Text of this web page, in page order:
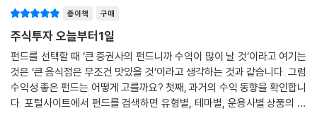
10 지표로 기업 파악하기 ①_주당순이익(EPS)과 주가수익비율(PER)
11 지표로 기업 파악하기 ②_자기자본이익률(ROE)과 이브이에비타(E
V/EBITDA)
여기서 잠깐_자사주 매입과 소각
12 전문가 의견은 무조건 믿을만 할까?_투자 의견 분석하기
종이책 구매
주식투자 오늘부터1일
펀드를 선택할 때 ‘큰 증권사의 펀드니까 수익이 많이 날 것’이라고 여기는
것은 ‘큰 음식점은 무조건 맛있을 것’이라고 생각하는 것과 같습니다. 그럼
수익성 좋은 펀드는 어떻게 고를까요? 첫째, 과거의 수익 동향을 확인합니
다. 포털사이트에서 펀드를 검색하면 유형별, 테마별, 운용사별 상품의 종